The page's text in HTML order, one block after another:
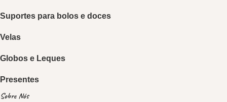
Suportes para bolos e doces
Velas
Globos e Leques
Presentes
Sobre Nós